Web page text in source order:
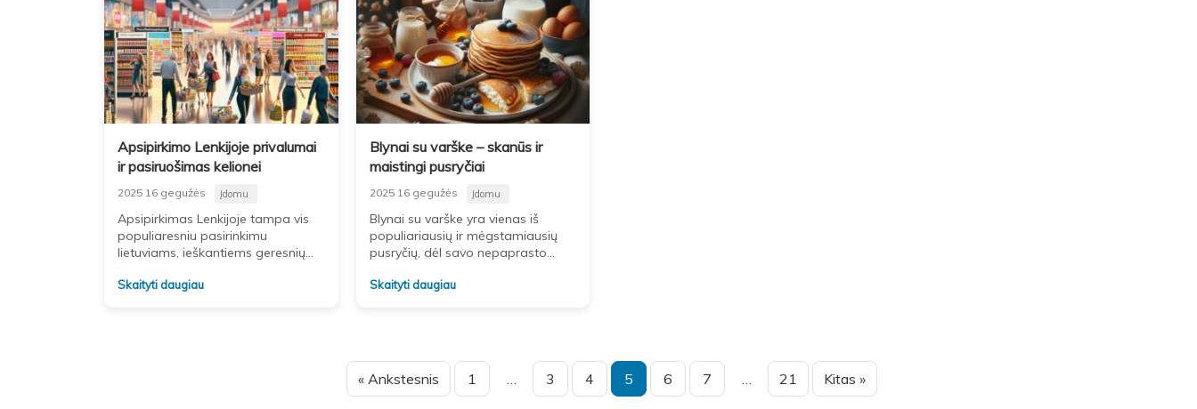
Apsipirkimo Lenkijoje privalumai
ir pasiruošimas kelionei
2025 16 gegužės Įdomu
Apsipirkimas Lenkijoje tampa vis
populiaresniu pasirinkimu
lietuviams, ieškantiems geresnių
asortimento. Ši tendencija verčia
Skaityti daugiau
Blynai su varške – skanūs ir
maistingi pusryčiai
2025 16 gegužės Įdomu
Blynai su varške yra vienas iš
populiariausių ir mėgstamiausių
pusryčių, dėl savo nepaprasto
pasirinkimas ne tik šventiniams
Skaityti daugiau
« Ankstesnis 1 3 4 5 6 7 21 Kitas »